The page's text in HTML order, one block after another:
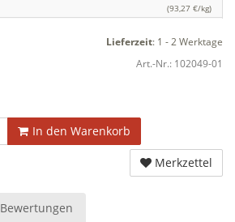
(93,27 €/kg)
Lieferzeit: 1 - 2 Werktage
Art.-Nr.: 102049-01
In den Warenkorb
Merkzettel
Bewertungen